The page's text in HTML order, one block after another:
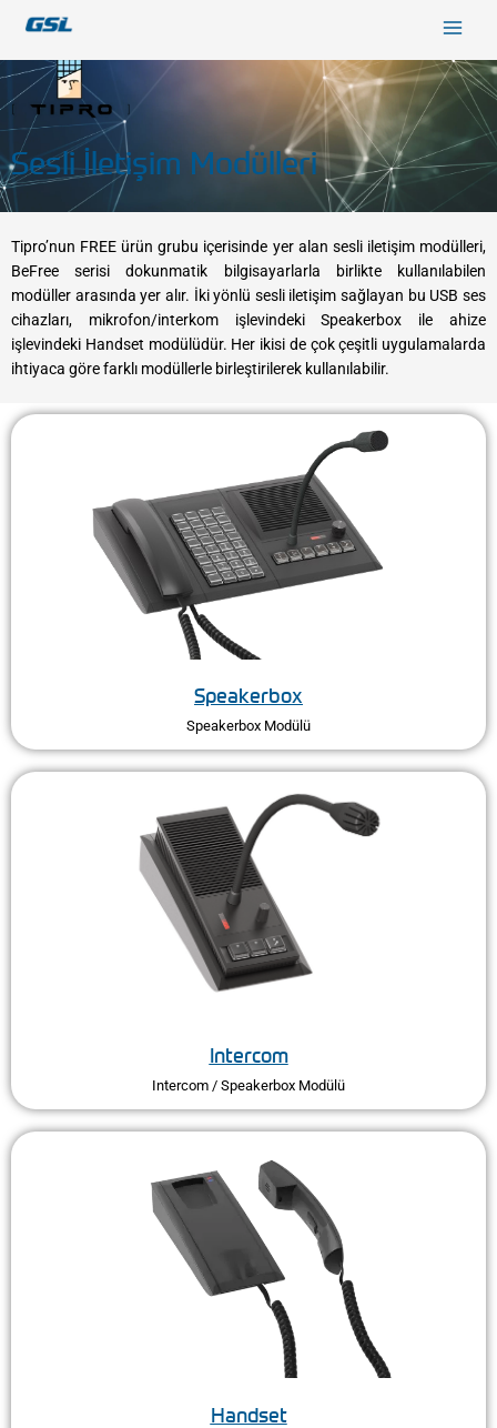
Sesli İletişim Modülleri
Tipro’nun FREE ürün grubu içerisinde yer alan sesli iletişim modülleri,
BeFree serisi dokunmatik bilgisayarlarla birlikte kullanılabilen
modüller arasında yer alır. İki yönlü sesli iletişim sağlayan bu USB ses
cihazları, mikrofon/interkom işlevindeki Speakerbox ile ahize
işlevindeki Handset modülüdür. Her ikisi de çok çeşitli uygulamalarda
ihtiyaca göre farklı modüllerle birleştirilerek kullanılabilir.
Speakerbox
Speakerbox Modülü
Intercom
Intercom / ​Speakerbox Modülü
Handset